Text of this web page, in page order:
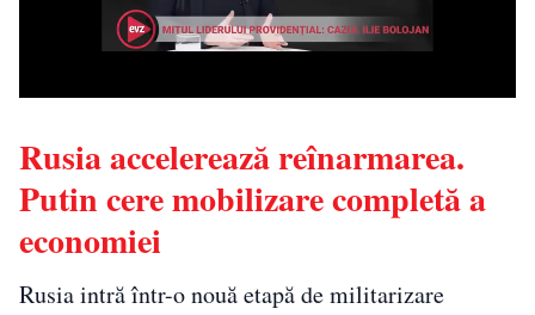
Rusia accelerează reînarmarea.
Putin cere mobilizare completă a
economiei
Rusia intră într-o nouă etapă de militarizare